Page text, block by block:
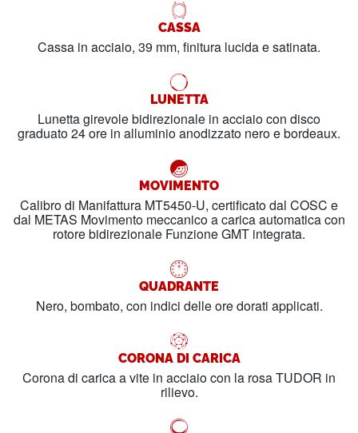
CASSA
Cassa in acciaio, 39 mm, finitura lucida e satinata.
LUNETTA
Lunetta girevole bidirezionale in acciaio con disco
graduato 24 ore in alluminio anodizzato nero e bordeaux.
MOVIMENTO
Calibro di Manifattura MT5450-U, certificato dal COSC e
dal METAS Movimento meccanico a carica automatica con
rotore bidirezionale Funzione GMT integrata.
QUADRANTE
Nero, bombato, con indici delle ore dorati applicati.
CORONA DI CARICA
Corona di carica a vite in acciaio con la rosa TUDOR in
rilievo.